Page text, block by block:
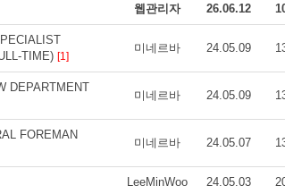
웹관리자 26.06.12
TIME) [1]
미네르바 24.05.09
DEPARTMENT
미네르바 24.05.09
FOREMAN
미네르바 24.05.07
LeeMinWoo 24.05.03